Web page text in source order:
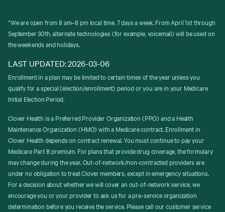
*We are open from 8 am–8 pm local time, 7 days a week. From April 1st through
September 30th, alternate technologies (for example, voicemail) will be used on
the weekends and holidays.
LAST UPDATED: 2026-03-06
Enrollment in a plan may be limited to certain times of the year unless you
qualify for a special (election/enrollment) period or you are in your Medicare
Initial Election Period.
Clover Health is a Preferred Provider Organization (PPO) and a Health
Maintenance Organization (HMO) with a Medicare contract. Enrollment in
Clover Health depends on contract renewal. You must continue to pay your
Medicare Part B premium. For plans that provide drug coverage, the formulary
may change during the year. Out-of-network/non-contracted providers are
under no obligation to treat Clover members, except in emergency situations.
For a decision about whether we will cover an out-of-network service, we
encourage you or your provider to ask us for a pre-service organization
determination before you receive the service. Please call our customer service